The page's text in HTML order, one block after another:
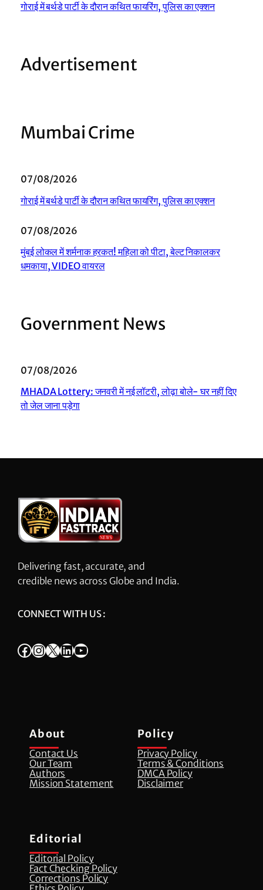
गोराई में बर्थडे पार्टी के दौरान कथित फायरिंग, पुलिस का एक्शन
Advertisement
Mumbai Crime
07/08/2026
गोराई में बर्थडे पार्टी के दौरान कथित फायरिंग, पुलिस का एक्शन
07/08/2026
मुंबई लोकल में शर्मनाक हरकत! महिला को पीटा, बेल्ट निकालकर
धमकाया, VIDEO वायरल
Government News
07/08/2026
MHADA Lottery: जनवरी में नई लॉटरी, लोढ़ा बोले- घर नहीं दिए
तो जेल जाना पड़ेगा
Delivering fast, accurate, and
credible news across Globe and India.
CONNECT WITH US :
Facebook InstagramX LinkedIn YouTube
About
Contact Us
Our Team
Authors
Mission Statement
Policy
Privacy Policy
Terms & Conditions
DMCA Policy
Disclaimer
Editorial
Editorial Policy
Fact Checking Policy
Corrections Policy